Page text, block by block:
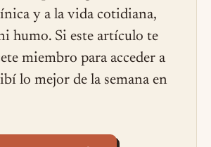
y a la vida cotidiana,
humo. Si este artículo te
miembro para acceder a
lo mejor de la semana en